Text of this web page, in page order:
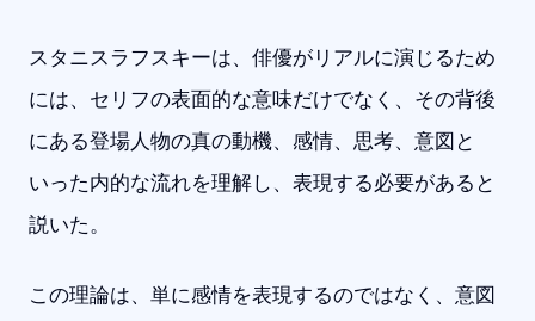
スタニスラフスキーは、俳優がリアルに演じるため
には、セリフの表面的な意味だけでなく、その背後
にある登場人物の真の動機、感情、思考、意図と
いった内的な流れを理解し、表現する必要があると
説いた。
この理論は、単に感情を表現するのではなく、意図